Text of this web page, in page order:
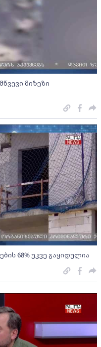
მიზეზი
68% უკვე გაყიდულია